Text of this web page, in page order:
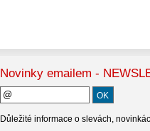
Novinky emailem -
Důležité informace o slevách,